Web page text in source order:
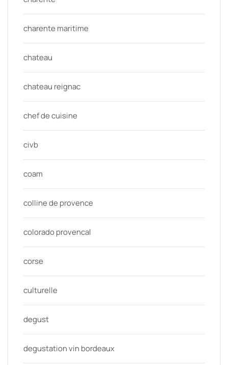
charente maritime
chateau
chateau reignac
chef de cuisine
civb
coam
colline de provence
colorado provencal
corse
culturelle
degust
degustation vin bordeaux